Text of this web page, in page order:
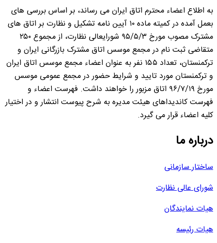
به اطلاع اعضاء محترم اتاق ایران می رساند، بر اساس بررسی های
بعمل آمده در کمیته ماده ۱۰ آیین نامه تشکیل و نظارت بر اتاق های
مشترک مصوب مورخ ۹۵/۵/۳ شورایعالی نظارت، از مجموع ۲۵۰
متقاضی ثبت نام در مجمع موسس اتاق مشترک بازرگانی ایران و
ترکمنستان، تعداد ۱۵۵ نفر به عنوان اعضاء مجمع موسس اتاق ایران
و ترکمنستان مورد تایید و شرایط حضور در مجمع عمومی موسس
مورخ ۹۶/۷/۱۹ اتاق مزبور را خواهند داشت. فهرست اعضاء و
فهرست کاندیداهای هیئت مدیره به شرح پیوست انتشار و در اختیار
کلیه اعضاء قرار می گیرد.
درباره ما
ساختار سازمانی
شورای عالی نظارت
هیات نمایندگان
هیات رئیسه